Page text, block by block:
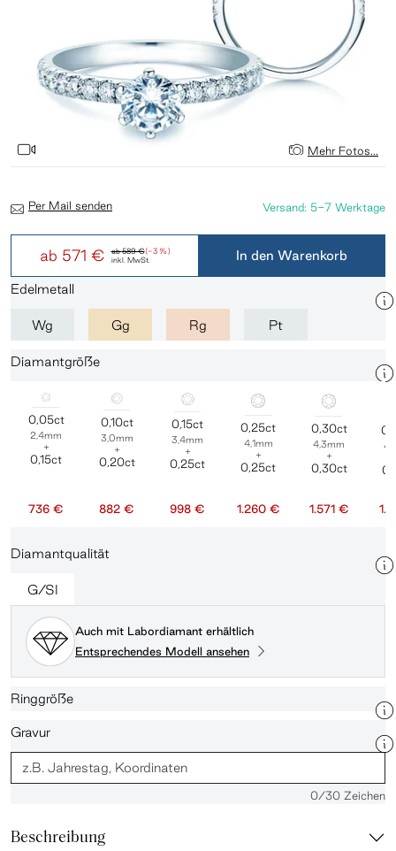
Mehr Fotos...
ab589 €(-3 %)
ab 571 € inkl. MwSt.
Versand: 5-7 Werktage
Per Mail senden
In den Warenkorb
Edelmetall
Wg Gg Rg Pt
Diamantgröße
0,05ct
2,4mm
+
0,15ct
736 €
0,10ct
3,0mm
+
0,20ct
882 €
0,15ct
3,4mm
+
0,25ct
998 €
0,25ct
4,1mm
+
0,25ct
1.260 €
0,30ct
4,3mm
+
0,30ct
1.571 €
Diamantqualität
G/SI
Auch mit Labordiamant erhältlich
Entsprechendes Modell ansehen
Ringgröße
Gravur
0/30 Zeichen
Beschreibung